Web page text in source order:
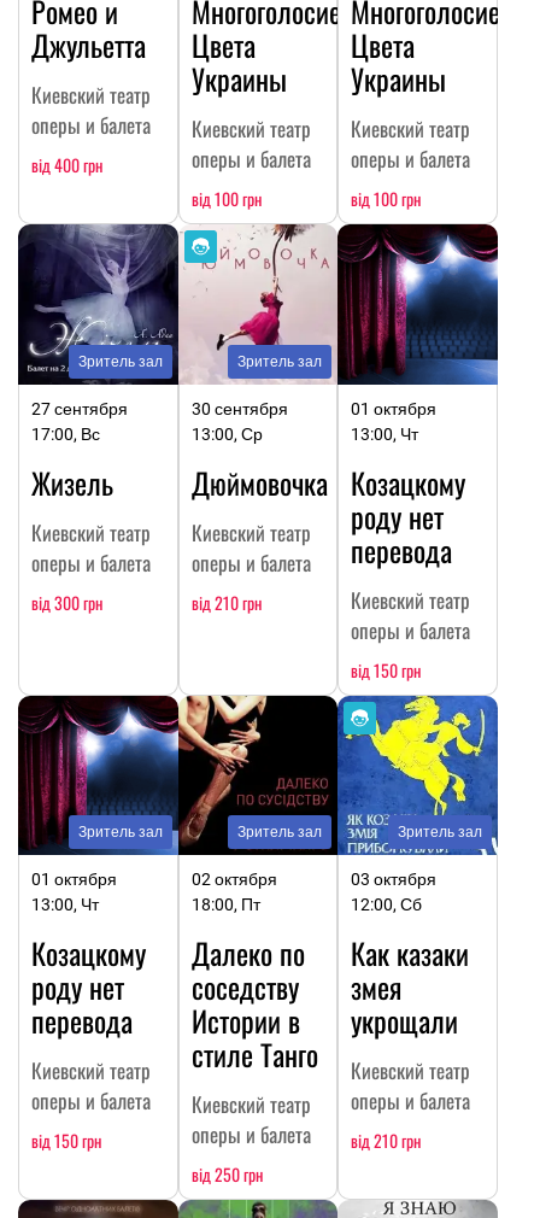
Ромео и
Джульетта
Киевский театр
оперы и балета
від 400 грн
Многоголосие.
Цвета
Украины
Киевский театр
оперы и балета
від 100 грн
Многоголосие.
Цвета
Украины
Киевский театр
оперы и балета
від 100 грн
Зритель зал
27 сентября
17:00, Вс
Жизель
Киевский театр
оперы и балета
від 300 грн
Зритель зал
30 сентября
13:00, Ср
Дюймовочка
Киевский театр
оперы и балета
від 210 грн
01 октября
13:00, Чт
Козацкому
роду нет
перевода
Киевский театр
оперы и балета
від 150 грн
Зритель зал
01 октября
13:00, Чт
Козацкому
роду нет
перевода
Киевский театр
оперы и балета
від 150 грн
Зритель зал
02 октября
18:00, Пт
Далеко по
соседству
Истории в
стиле Танго
Киевский театр
оперы и балета
від 250 грн
Зритель зал
03 октября
12:00, Сб
Как казаки
змея
укрощали
Киевский театр
оперы и балета
від 210 грн